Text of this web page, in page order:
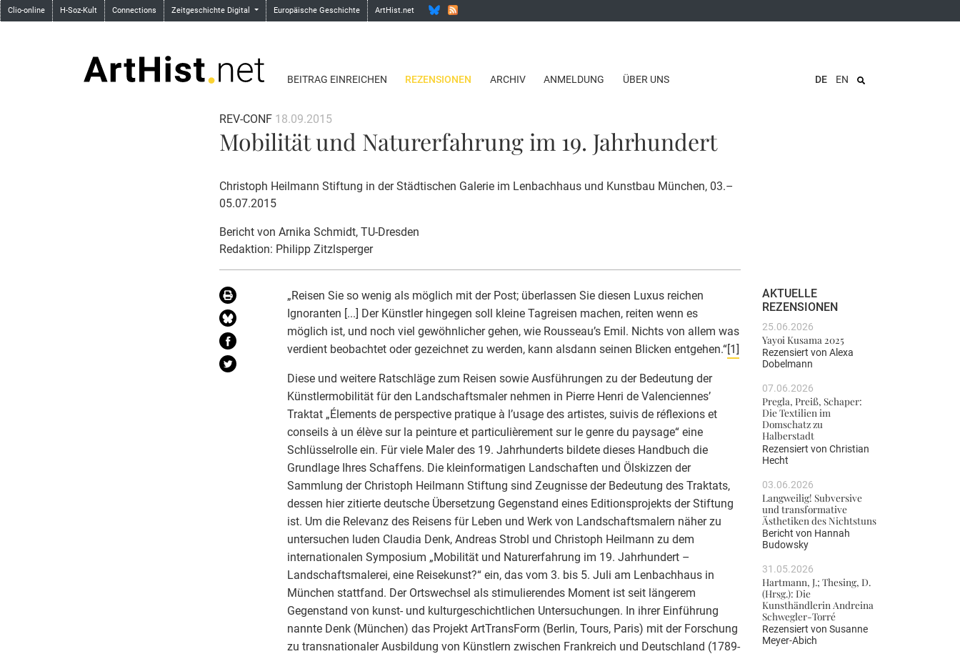
Clio-online H-Soz-Kult Connections Zeitgeschichte Digital Europäische Geschichte ArtHist.net
BEITRAG EINREICHEN REZENSIONEN ARCHIV ANMELDUNG ÜBER UNS DE EN
REV-CONF 18.09.2015
Mobilität und Naturerfahrung im 19. Jahrhundert
Christoph Heilmann Stiftung in der Städtischen Galerie im Lenbachhaus und Kunstbau München, 03.–
05.07.2015
Bericht von Arnika Schmidt, TU-Dresden
Redaktion: Philipp Zitzlsperger
„Reisen Sie so wenig als möglich mit der Post; überlassen Sie diesen Luxus reichen
Ignoranten [...] Der Künstler hingegen soll kleine Tagreisen machen, reiten wenn es
möglich ist, und noch viel gewöhnlicher gehen, wie Rousseau’s Emil. Nichts von allem was
verdient beobachtet oder gezeichnet zu werden, kann alsdann seinen Blicken entgehen.“[1]
Diese und weitere Ratschläge zum Reisen sowie Ausführungen zu der Bedeutung der
Künstlermobilität für den Landschaftsmaler nehmen in Pierre Henri de Valenciennes’
Traktat „Élements de perspective pratique à l’usage des artistes, suivis de réflexions et
conseils à un élève sur la peinture et particulièrement sur le genre du paysage“ eine
Schlüsselrolle ein. Für viele Maler des 19. Jahrhunderts bildete dieses Handbuch die
Grundlage Ihres Schaffens. Die kleinformatigen Landschaften und Ölskizzen der
Sammlung der Christoph Heilmann Stiftung sind Zeugnisse der Bedeutung des Traktats,
dessen hier zitierte deutsche Übersetzung Gegenstand eines Editionsprojekts der Stiftung
ist. Um die Relevanz des Reisens für Leben und Werk von Landschaftsmalern näher zu
untersuchen luden Claudia Denk, Andreas Strobl und Christoph Heilmann zu dem
internationalen Symposium „Mobilität und Naturerfahrung im 19. Jahrhundert –
Landschaftsmalerei, eine Reisekunst?“ ein, das vom 3. bis 5. Juli am Lenbachhaus in
München stattfand. Der Ortswechsel als stimulierendes Moment ist seit längerem
Gegenstand von kunst- und kulturgeschichtlichen Untersuchungen. In ihrer Einführung
nannte Denk (München) das Projekt ArtTransForm (Berlin, Tours, Paris) mit der Forschung
zu transnationaler Ausbildung von Künstlern zwischen Frankreich und Deutschland (1789-
AKTUELLE
REZENSIONEN
25.06.2026
Yayoi Kusama 2025
Rezensiert von Alexa
Dobelmann
07.06.2026
Pregla, Preiß, Schaper:
Die Textilien im
Domschatz zu
Halberstadt
Rezensiert von Christian
Hecht
03.06.2026
Langweilig! Subversive
und transformative
Ästhetiken des Nichtstuns
Bericht von Hannah
Budowsky
31.05.2026
Hartmann, J.; Thesing, D.
(Hrsg.): Die
Kunsthändlerin Andreina
Schwegler-Torré
Rezensiert von Susanne
Meyer-Abich